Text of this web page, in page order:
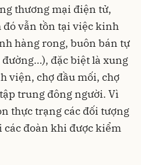
thương mại điện tử,
đó vẫn tồn tại việc kinh
hàng rong, buôn bán tự
đặc biệt là xung
viện, chợ đầu mối, chợ
trung đông người. Vì
thực trạng các đối tượng
đoàn khi được kiểm